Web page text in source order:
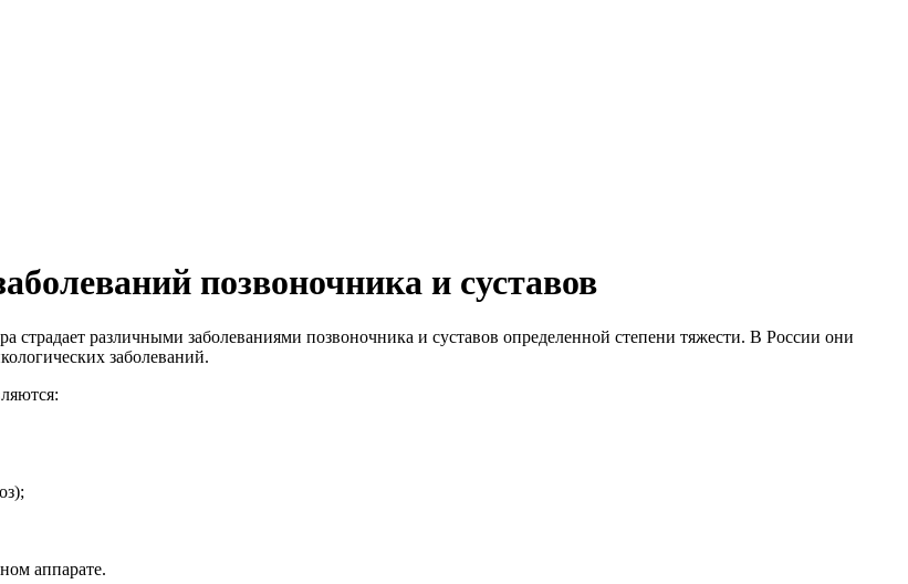
позвоночника и суставов
различными заболеваниями позвоночника и суставов определенной степени тяжести. В России они
заболеваний.
аппарате.